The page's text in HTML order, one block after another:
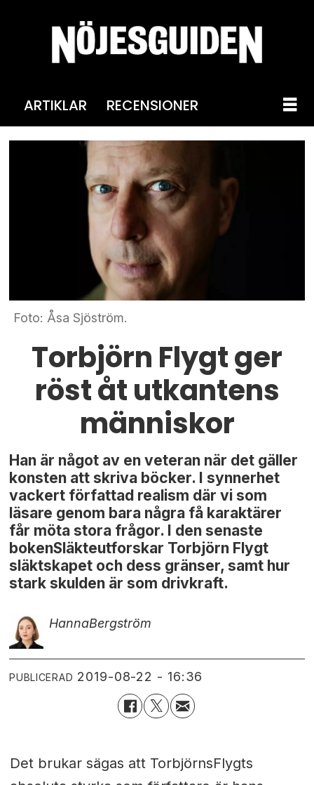
ARTIKLAR RECENSIONER
Foto: Åsa Sjöström.
Torbjörn Flygt ger
röst åt utkantens
människor
Han är något av en veteran när det gäller
konsten att skriva böcker. I synnerhet
vackert författad realism där vi som
läsare genom bara några få karaktärer
får möta stora frågor. I den senaste
bokenSläkteutforskar Torbjörn Flygt
släktskapet och dess gränser, samt hur
stark skulden är som drivkraft.
HannaBergström
PUBLICERAD 2019-08-22 - 16:36
Det brukar sägas att TorbjörnsFlygts